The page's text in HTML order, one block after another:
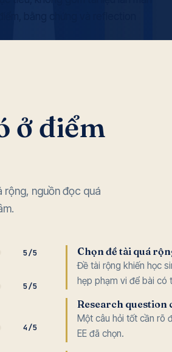
ở điểm
nguồn đọc quá
5/5
5/5
4/5
Chọn đề tài quá
Đề tài rộng khiến học
hẹp phạm vi để bài có
Research question
Một câu hỏi tốt cần rõ
EE đã chọn.